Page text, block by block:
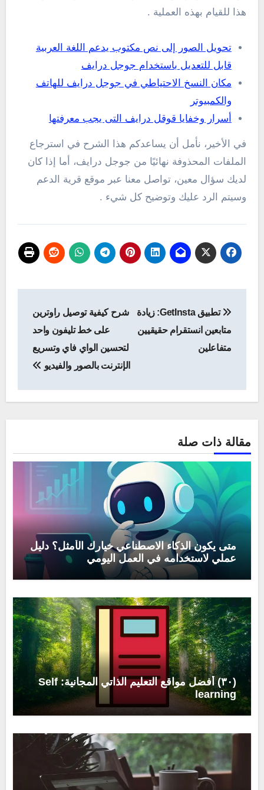
هذا للقيام بهذه العملية .
تحويل الصور إلى نص مكتوب يدعم اللغة العربية
قابل للتعديل باستخدام جوجل درايف
مكان النسخ الاحتياطي في جوجل درايف للهاتف
والكمبيوتر
أسرار وخفايا قوقل درايف التى يجب معرفتها
في الأخير، نأمل أن يساعدكم هذا الشرح في استرجاع
الملفات المحذوفة نهائيًا من جوجل درايف، أما إذا كان
لديك سؤال معين، تواصل معنا عبر موقع قرية الدعم
وسيتم الرد عليك وتوضيح كل شيء .
المقالات
تطبيق GetInsta: زيادة
متابعين انستقرام حقيقيين
متفاعلين
شرح كيفية توصيل راوترين
على خط تليفون واحد
لتحسين الواي فاي وتسريع
الإنترنت بالصور والفيديو
مقالة ذات صلة
متى يكون الذكاء الاصطناعي خيارك الأمثل؟ دليل
عملي لاستخدامه في العمل اليومي
(٣٠) أفضل مواقع التعليم الذاتي المجانية: Self
learning